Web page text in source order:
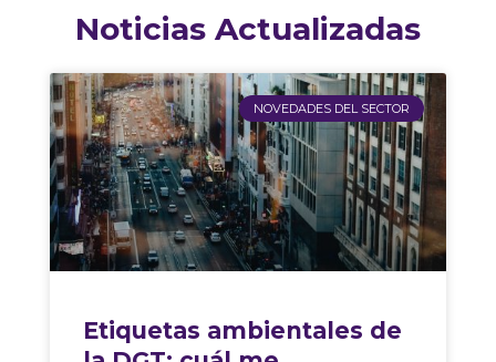
Noticias Actualizadas
NOVEDADES DEL SECTOR
Etiquetas ambientales de